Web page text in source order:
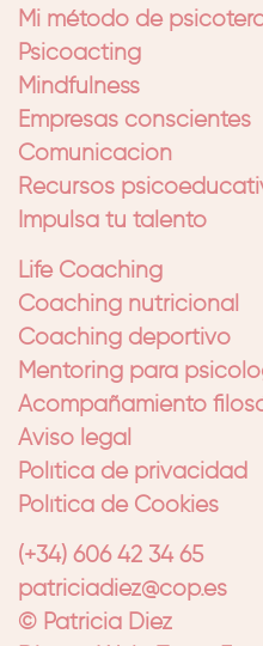
Mi método de
Psicoacting
Mindfulness
Empresas conscientes
Comunicación
Recursos
Impulsa tu talento
Life Coaching
Coaching nutricional
Coaching deportivo
Mentoring para
Acompañamiento
Aviso legal
Política de privacidad
Política de Cookies
(+34) 606 42 34 65
patriciadiez@cop.es
© Patricia Diez